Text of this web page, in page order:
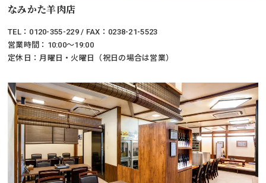
なみかた羊肉店
TEL：0120-355-229 / FAX：0238-21-5523
営業時間：10:00～19:00
定休日：月曜日・火曜日（祝日の場合は営業）